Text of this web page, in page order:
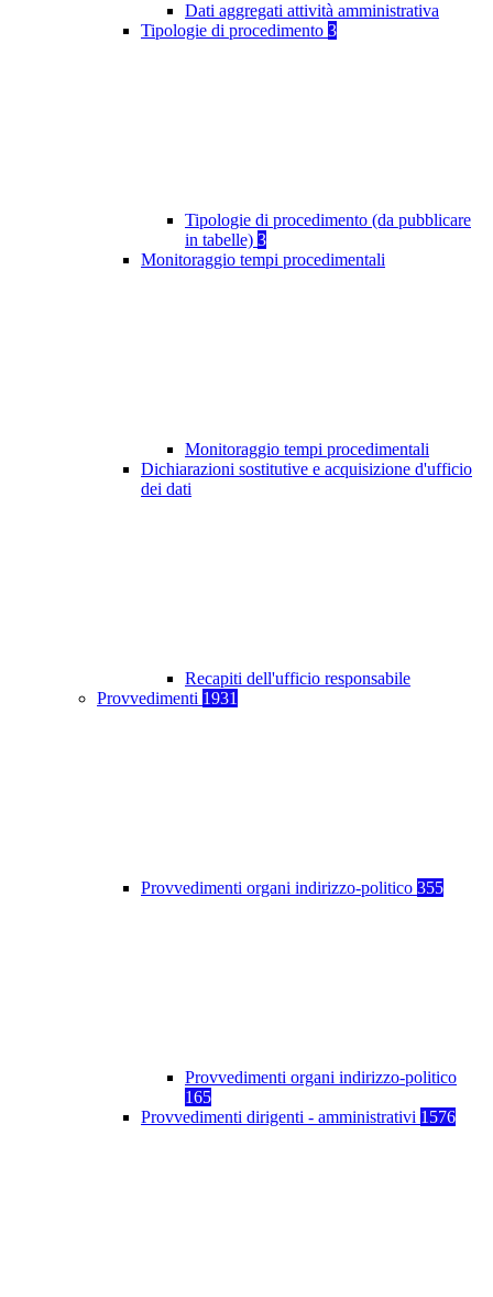
Dati aggregati attività amministrativa
Tipologie di procedimento 3
Tipologie di procedimento (da pubblicare
in tabelle) 3
Monitoraggio tempi procedimentali
Monitoraggio tempi procedimentali
Dichiarazioni sostitutive e acquisizione d'ufficio
dei dati
Recapiti dell'ufficio responsabile
Provvedimenti 1931
Provvedimenti organi indirizzo-politico 355
Provvedimenti organi indirizzo-politico
165
Provvedimenti dirigenti - amministrativi 1576